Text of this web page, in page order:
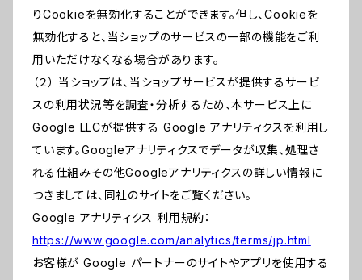
りCookieを無効化することができます。但し、Cookieを
無効化すると、当ショップのサービスの一部の機能をご利
用いただけなくなる場合があります。
（２） 当ショップは、当ショップサービスが提供するサービ
スの利用状況等を調査・分析するため、本サービス上に
Google LLCが提供する Google アナリティクスを利用し
ています。Googleアナリティクスでデータが収集、処理さ
れる仕組みその他Googleアナリティクスの詳しい情報に
つきましては、同社のサイトをご覧ください。
Google アナリティクス 利用規約：
https://www.google.com/analytics/terms/jp.html
お客様が Google パートナーのサイトやアプリを使用する